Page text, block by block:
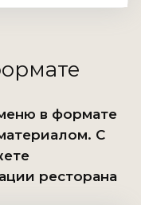
в формате
С
ресторана